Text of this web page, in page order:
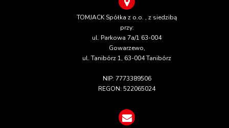
TOMJACK Spółka z o.o. , z siedzibą
przy:
ul. Parkowa 7a/1 63-004
Gowarzewo,
ul. Tanibórz 1, 63-004 Tanibórz
NIP: 7773389506
REGON: 522065024